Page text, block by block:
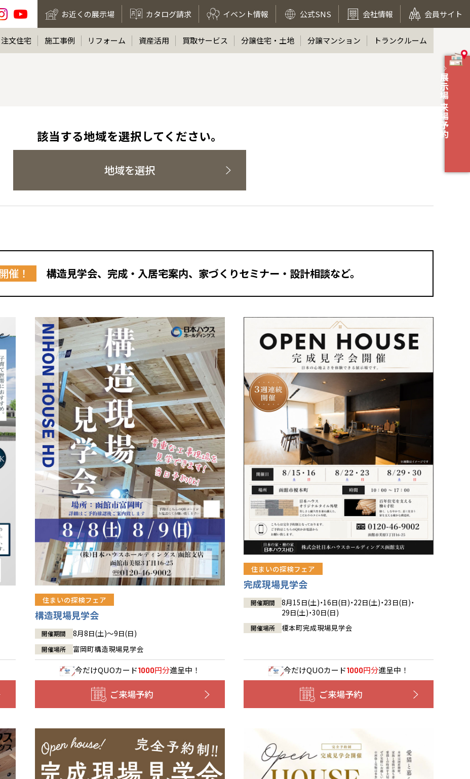
お近くの展示場 カタログ請求 イベント情報 公式SNS 会社情報 会員サイト
展示場 来場予約
注文住宅 施工事例 リフォーム 資産活用 買取サービス 分譲住宅・土地 分譲マンション トランクルーム
該当する地域を選択してください。
地域を選択
催！ 構造見学会、完成・入居宅案内、家づくりセミナー・設計相談など。
住まいの探検フェア
構造現場見学会
開催期間 8月8日(土)～9日(日)
開催場所 富岡町構造現場見学会
今だけQUOカード1000円分進呈中！
ご来場予約
住まいの探検フェア
完成現場見学会
開催期間
8月15日(土)・16日(日)・22日(土)・23日(日)・
29日(土)・30日(日)
開催場所 榎本町完成現場見学会
今だけQUOカード1000円分進呈中！
ご来場予約
全国の展示場
北海道
札幌
道央
道北
東北
青森
秋田
宮城
福島
甲信越・北陸
新潟
富山
石川
福井
関東
神奈川
埼玉
千葉
茨城
栃木
群馬
岐阜
静岡
三重
大阪
京都
兵庫
奈良
滋賀
中国・四国
岡山
香川
愛媛
鳥取
徳島
九州
福岡
佐賀
熊本
長崎
分譲マンション
※現住所のある都道府県以外の建築予定地の方でも
現住所の有るお近くの展示場又は店舗にお問合せください。
移住の計画の方もご相談対応します。お気軽にご相談ください。
お近くのイベント
北海道
札幌
札幌
小樽
道央
苫小牧千歳
小樽
道北
旭川
道南
函館
室蘭
道東
帯広
釧路
東北
青森県
八戸
青森
秋田県
秋田
岩手県
盛岡
北上
山形県
山形
宮城県
仙台
福島県
郡山
福島
いわき
会津
甲信越・北陸
新潟県
新潟
長岡
甲府
長野県
長野
松本
富山県
富山
石川県
金沢
福井県
福井
関東
東京都
世田谷
八王子
神奈川県
横浜
湘南
相模
埼玉県
埼玉
所沢
千葉県
千葉
茨城県
水戸
栃木県
宇都宮
小山
群馬
伊勢崎
愛知県
名古屋
豊橋
岐阜県
岐阜
静岡県
静岡
浜松
三重県
四日市
大阪府
大阪
京都府
京都
兵庫県
姫路
奈良県
奈良
中国・四国
岡山県
岡山
香川県
高松
愛媛県
九州
福岡県
福岡
佐賀県
佐賀
熊本県
熊本
大分県
大分
宮崎